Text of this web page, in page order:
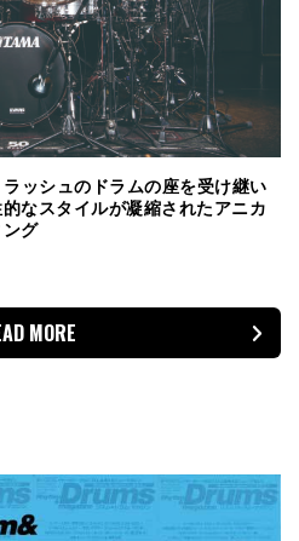
ッシュのドラムの座を受け継い
なスタイルが凝縮されたアニカ
グ
MORE